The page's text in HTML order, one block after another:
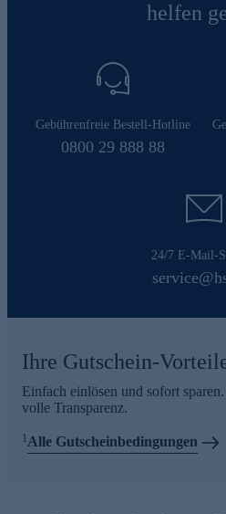
helfen
Gebührenfreie Bestell-Hotline
0800 29 888 88
24/7 E-Mail-
Ihre Gutschein-
Einfach einlösen und sofort
volle Transparenz.
1Alle Gutscheinbedingungen